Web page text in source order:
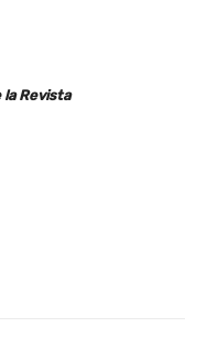
la Revista